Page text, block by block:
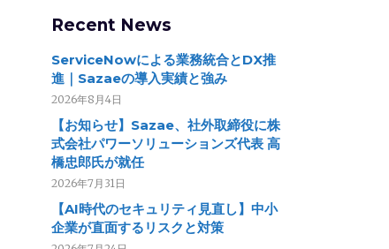
Recent News
ServiceNowによる業務統合とDX推
進｜Sazaeの導入実績と強み
2026年8月4日
【お知らせ】Sazae、社外取締役に株
式会社パワーソリューションズ代表 高
橋忠郎氏が就任
2026年7月31日
【AI時代のセキュリティ見直し】中小
企業が直面するリスクと対策